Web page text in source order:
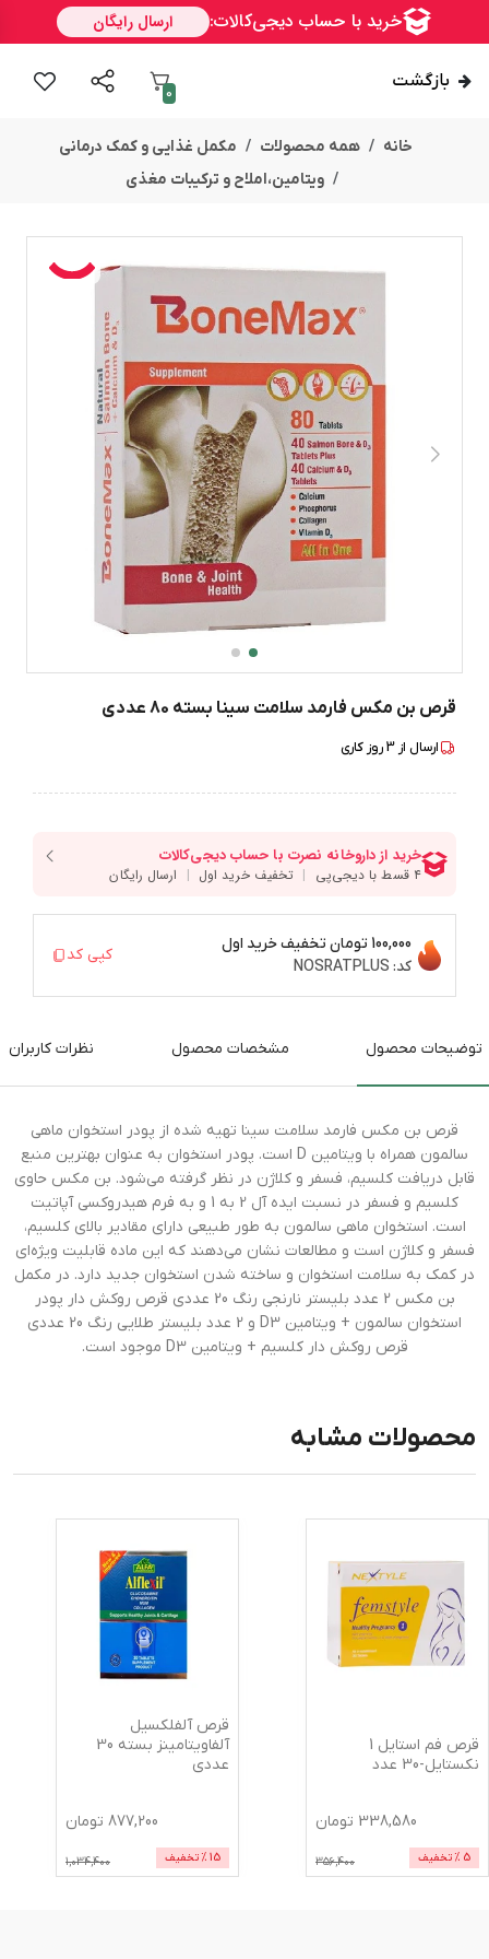
بازگشت
0
خانه همه محصولات
مکمل غذایی و کمک درمانی
ویتامین،املاح و ترکیبات مغذی
قرص بن مکس فارمد سلامت سینا بسته 80 عددی
ارسال از 3روز کاری
100,000 تومان
تخفیف خرید اول
کد: NOSRATPLUS
کپی کد
توضیحات محصول مشخصات محصول نظرات کاربران
قرص بن مکس فارمد سلامت سینا تهیه شده از پودر استخوان ماهی
سالمون همراه با ویتامین D است. پودر استخوان به عنوان بهترین منبع
قابل دریافت کلسیم، فسفر و کلاژن در نظر گرفته می‌شود. بن مکس حاوی
کلسیم و فسفر در نسبت ایده آل 2 به 1 و به فرم هیدروکسی آپاتیت
است. استخوان ماهی سالمون به طور طبیعی دارای مقادیر بالای کلسیم،
فسفر و کلاژن است و مطالعات نشان می‌دهند که این ماده قابلیت ویژه‌ای
در کمک به سلامت استخوان و ساخته شدن استخوان جدید دارد. در مکمل
بن مکس 2 عدد بلیستر نارنجی رنگ 20 عددی قرص روکش دار پودر
استخوان سالمون + ویتامین D3 و 2 عدد بلیستر طلایی رنگ 20 عددی
قرص روکش دار کلسیم + ویتامین D3 موجود است.
محصولات مشابه
قرص فم استایل 1
نکستایل-30 عدد
338,580 تومان
5 % تخفیف 356,400
قرص آلفلکسیل
آلفاویتامینز بسته 30
عددی
877,200 تومان
15 % تخفیف 1,034,400